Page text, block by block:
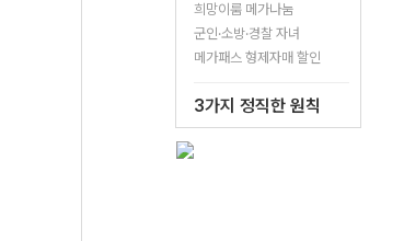
희망이룸 메가나눔
군인·소방·경찰 자녀
메가패스 형제자매 할인
3가지 정직한 원칙